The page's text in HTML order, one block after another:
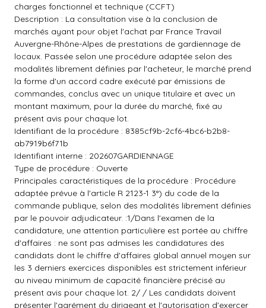
charges fonctionnel et technique (CCFT)
Description : La consultation vise à la conclusion de
marchés ayant pour objet l'achat par France Travail
Auvergne-Rhône-Alpes de prestations de gardiennage de
locaux. Passée selon une procédure adaptée selon des
modalités librement définies par l'acheteur, le marché prend
la forme d'un accord cadre exécuté par émissions de
commandes, conclus avec un unique titulaire et avec un
montant maximum, pour la durée du marché, fixé au
présent avis pour chaque lot.
Identifiant de la procédure : 8385cf9b-2cf6-4bc6-b2b8-
ab7919b6f71b
Identifiant interne : 202607GARDIENNAGE
Type de procédure : Ouverte
Principales caractéristiques de la procédure : Procédure
adaptée prévue à l'article R 2123-1 3°) du code de la
commande publique, selon des modalités librement définies
par le pouvoir adjudicateur. :1/Dans l'examen de la
candidature, une attention particulière est portée au chiffre
d'affaires : ne sont pas admises les candidatures des
candidats dont le chiffre d'affaires global annuel moyen sur
les 3 derniers exercices disponibles est strictement inférieur
au niveau minimum de capacité financière précisé au
présent avis pour chaque lot. 2/ / Les candidats doivent
présenter l'agrément du dirigeant et l'autorisation d'exercer